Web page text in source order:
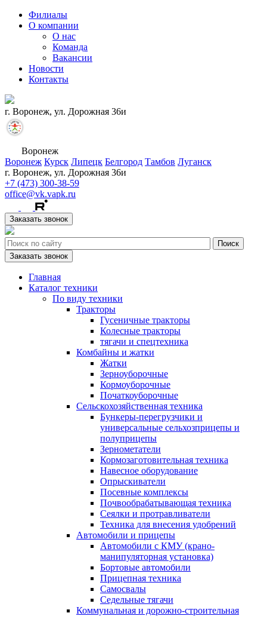
Филиалы
О компании
О нас
Команда
Вакансии
Новости
Контакты
г. Воронеж, ул. Дорожная 36и
Воронеж
Воронеж Курск Липецк Белгород Тамбов Луганск
г. Воронеж, ул. Дорожная 36и
+7 (473) 300-38-59
office@vk.vapk.ru
Заказать звонок
Заказать звонок
Главная
Каталог техники
По виду техники
Тракторы
Гусеничные тракторы
Колесные тракторы
тягачи и спецтехника
Комбайны и жатки
Жатки
Зерноуборочные
Кормоуборочные
Початкоуборочные
Сельскохозяйственная техника
Бункеры-перегрузчики и
универсальные сельхозприцепы и
полуприцепы
Зернометатели
Кормозаготовительная техника
Навесное оборудование
Опрыскиватели
Посевные комплексы
Почвообрабатывающая техника
Сеялки и протравливатели
Техника для внесения удобрений
Автомобили и прицепы
Автомобили с КМУ (крано-
манипуляторная установка)
Бортовые автомобили
Прицепная техника
Самосвалы
Седельные тягачи
Коммунальная и дорожно-строительная